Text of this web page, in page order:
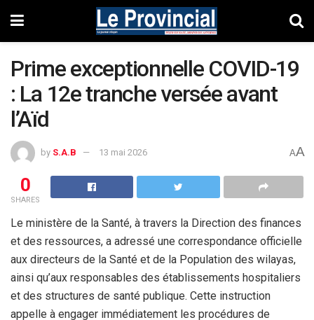
Prime exceptionnelle COVID-19
: La 12e tranche versée avant
l’Aïd
by S.A.B 13 mai 2026 AA
0
SHARES
Le ministère de la Santé, à travers la Direction des finances
et des ressources, a adressé une correspondance officielle
aux directeurs de la Santé et de la Population des wilayas,
ainsi qu’aux responsables des établissements hospitaliers
et des structures de santé publique. Cette instruction
appelle à engager immédiatement les procédures de